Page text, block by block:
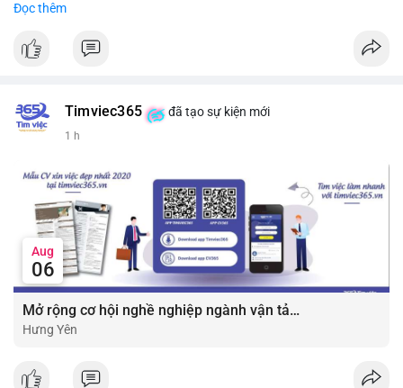
Đọc thêm
Timviec365 đã tạo sự kiện mới
1 h
Aug
06
Mở rộng cơ hội nghề nghiệp ngành vận tải - lái xe với mức lương bứt phá ?
Hưng Yên